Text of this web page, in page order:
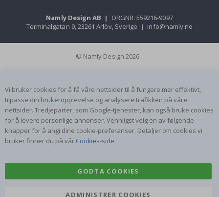
Namly Design AB |
ORGNR: 559216-9097
Terminalgatan 9, 23261 Arlöv, Sverige | info@namly.no
© Namly Design 2026
Vi bruker cookies for å få våre nettsider til å fungere mer effektivt,
tilpasse din brukeropplevelse og analysere trafikken på våre
nettsider. Tredjeparter, som Google-tjenester, kan også bruke cookies
for å levere personlige annonser. Vennligst velg en av følgende
knapper for å angi dine cookie-preferanser. Detaljer om cookies vi
bruker finner du på vår Cookies-side.
GODTA COOKIES
ADMINISTRER COOKIES